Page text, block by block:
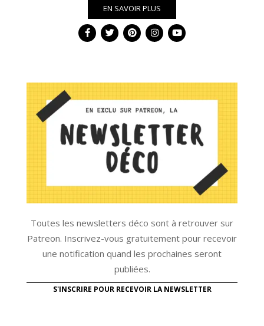
EN SAVOIR PLUS
Toutes les newsletters déco sont à retrouver sur
Patreon. Inscrivez-vous gratuitement pour recevoir
une notification quand les prochaines seront
publiées.
S'INSCRIRE POUR RECEVOIR LA NEWSLETTER